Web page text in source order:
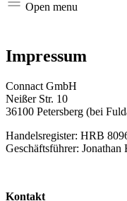
Open menu
Impressum
Connact GmbH
Neißer Str. 10
36100 Petersberg (bei
Handelsregister: HRB
Geschäftsführer: Jonathan
Kontakt